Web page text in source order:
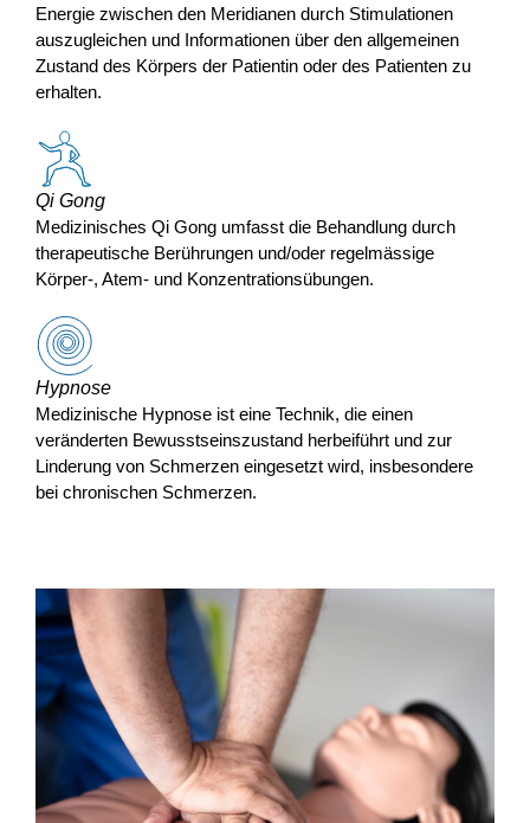
Energie zwischen den Meridianen durch Stimulationen
auszugleichen und Informationen über den allgemeinen
Zustand des Körpers der Patientin oder des Patienten zu
erhalten.
Qi Gong
Medizinisches Qi Gong umfasst die Behandlung durch
therapeutische Berührungen und/oder regelmässige
Körper-, Atem- und Konzentrationsübungen.
Hypnose
Medizinische Hypnose ist eine Technik, die einen
veränderten Bewusstseinszustand herbeiführt und zur
Linderung von Schmerzen eingesetzt wird, insbesondere
bei chronischen Schmerzen.